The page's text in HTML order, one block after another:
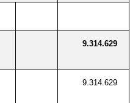
9.314.629
9.314.629